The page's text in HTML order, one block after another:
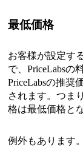
最低価格
お客様が設定す
で、PriceLabsの
PriceLabsの推奨
されます。つま
格は最低価格と
例外もあります